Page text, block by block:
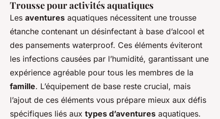
Trousse pour activités aquatiques
Les aventures aquatiques nécessitent une trousse
étanche contenant un désinfectant à base d’alcool et
des pansements waterproof. Ces éléments éviteront
les infections causées par l’humidité, garantissant une
expérience agréable pour tous les membres de la
famille. L’équipement de base reste crucial, mais
l’ajout de ces éléments vous prépare mieux aux défis
spécifiques liés aux types d’aventures aquatiques.